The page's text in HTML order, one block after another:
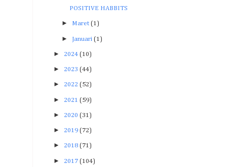
POSITIVE HABBITS
► Maret (1)
► Januari (1)
► 2024 (10)
► 2023 (44)
► 2022 (52)
► 2021 (59)
► 2020 (31)
► 2019 (72)
► 2018 (71)
► 2017 (104)